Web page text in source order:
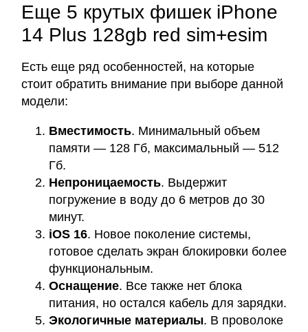
Еще 5 крутых фишек iPhone
14 Plus 128gb red sim+esim
Есть еще ряд особенностей, на которые
стоит обратить внимание при выборе данной
модели:
Вместимость. Минимальный объем
памяти — 128 Гб, максимальный — 512
Гб.
Непроницаемость. Выдержит
погружение в воду до 6 метров до 30
минут.
iOS 16. Новое поколение системы,
готовое сделать экран блокировки более
функциональным.
Оснащение. Все также нет блока
питания, но остался кабель для зарядки.
Экологичные материалы. В проволоке